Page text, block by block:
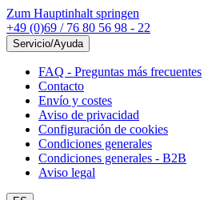
Zum Hauptinhalt springen
+49 (0)69 / 76 80 56 98 - 22
Servicio/Ayuda
FAQ - Preguntas más frecuentes
Contacto
Envío y costes
Aviso de privacidad
Configuración de cookies
Condiciones generales
Condiciones generales - B2B
Aviso legal